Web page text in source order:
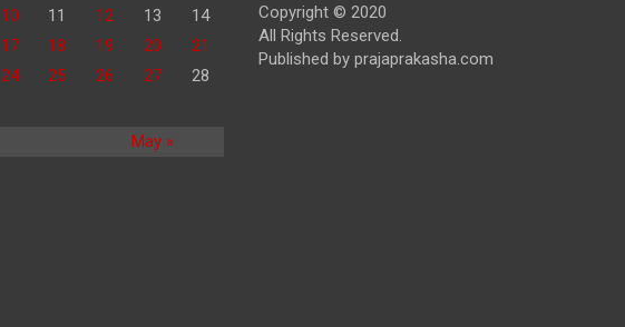
May »
10 11 12 13
14
17 18 19 20
21
24 25 26 27
28
Copyright © 2020
All Rights Reserved.
Published by prajaprakasha.com